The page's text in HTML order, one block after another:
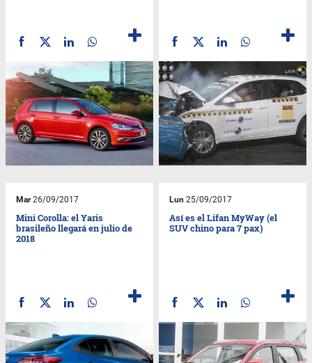
Mar26/09/2017
Mini Corolla: el Yaris
brasileño llegará en julio de
2018
Lun 25/09/2017
Así es el Lifan MyWay (el
SUV chino para 7 pax)